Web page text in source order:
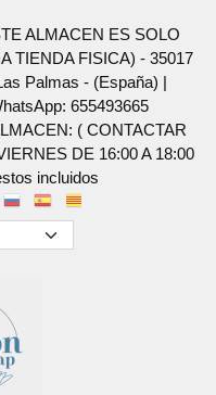
ALMACEN ES SOLO
TIENDA FISICA) - 35017
Palmas - (España) |
655493665
( CONTACTAR
DE 16:00 A 18:00
incluidos